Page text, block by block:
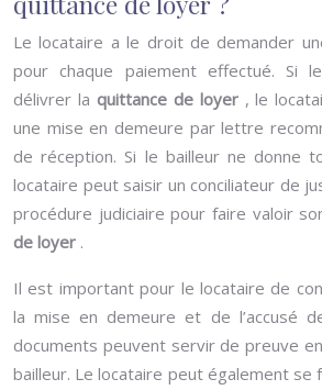
Le locataire a le droit de demander
pour chaque paiement effectué. Si
délivrer la quittance de loyer , le
une mise en demeure par lettre
de réception. Si le bailleur ne donne
locataire peut saisir un conciliateur de
procédure judiciaire pour faire valoir
de loyer .
Il est important pour le locataire de
la mise en demeure et de l’accusé
documents peuvent servir de preuve
bailleur. Le locataire peut également se